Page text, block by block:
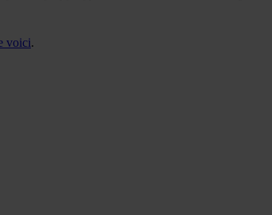
voici.